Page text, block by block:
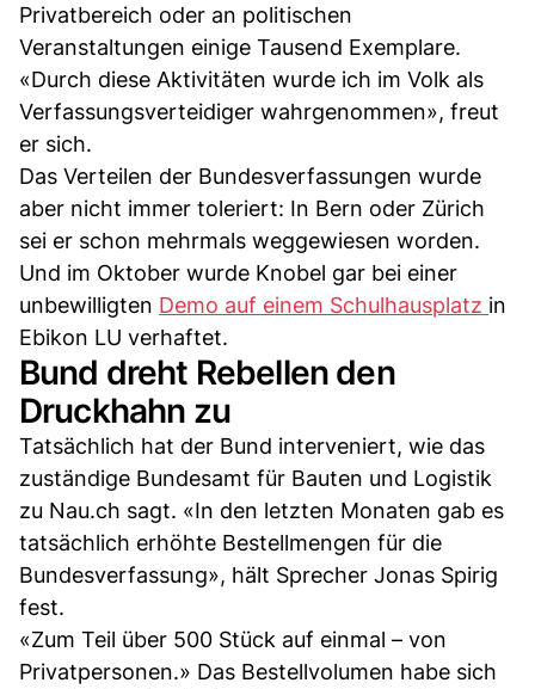
Privatbereich oder an politischen
Veranstaltungen einige Tausend Exemplare.
«Durch diese Aktivitäten wurde ich im Volk als
Verfassungsverteidiger wahrgenommen», freut
er sich.
Das Verteilen der Bundesverfassungen wurde
aber nicht immer toleriert: In Bern oder Zürich
sei er schon mehrmals weggewiesen worden.
Und im Oktober wurde Knobel gar bei einer
unbewilligten Demo auf einem Schulhausplatz in
Ebikon LU verhaftet.
Bund dreht Rebellen den
Druckhahn zu
Tatsächlich hat der Bund interveniert, wie das
zuständige Bundesamt für Bauten und Logistik
zu Nau.ch sagt. «In den letzten Monaten gab es
tatsächlich erhöhte Bestellmengen für die
Bundesverfassung», hält Sprecher Jonas Spirig
fest.
«Zum Teil über 500 Stück auf einmal – von
Privatpersonen.» Das Bestellvolumen habe sich